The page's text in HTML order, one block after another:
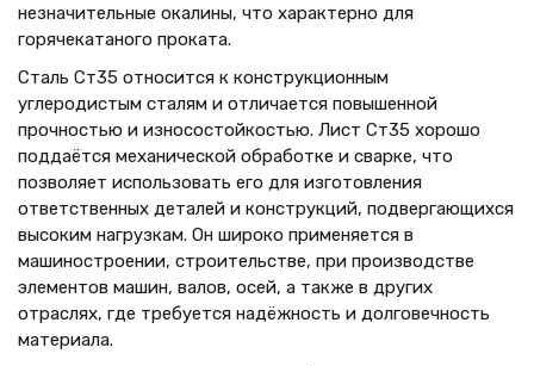
незначительные окалины, что характерно для
горячекатаного проката.
Сталь Ст35 относится к конструкционным
углеродистым сталям и отличается повышенной
прочностью и износостойкостью. Лист Ст35 хорошо
поддаётся механической обработке и сварке, что
позволяет использовать его для изготовления
ответственных деталей и конструкций, подвергающихся
высоким нагрузкам. Он широко применяется в
машиностроении, строительстве, при производстве
элементов машин, валов, осей, а также в других
отраслях, где требуется надёжность и долговечность
материала.